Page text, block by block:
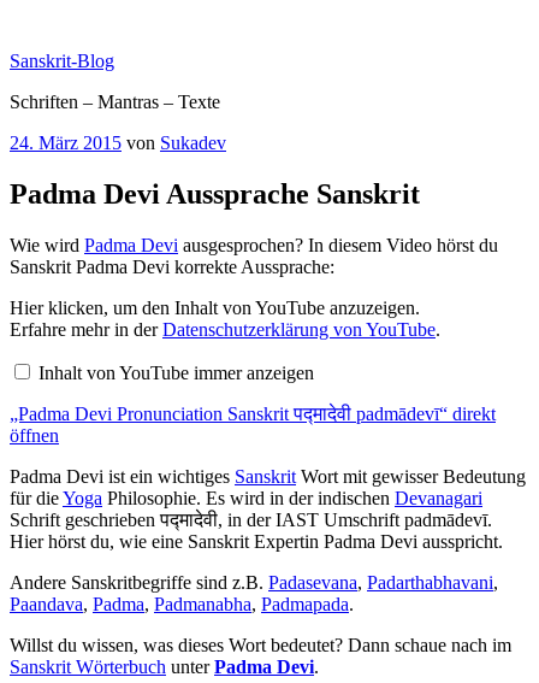
springen
Sanskrit-Blog
Schriften – Mantras – Texte
Veröffentlicht
24. März 2015 von Sukadev
Padma Devi Aussprache Sanskrit
Wie wird Padma Devi ausgesprochen? In diesem Video hörst du
Sanskrit Padma Devi korrekte Aussprache:
„Padma
Devi
Pronunciation
पद्मादेवी
von
YouTube
Hier klicken, um den Inhalt von YouTube anzuzeigen.
Erfahre mehr in derDatenschutzerklärung von YouTube.
Inhalt von YouTube immer anzeigen
„Padma Devi Pronunciation Sanskrit पद्मादेवी padmādevī“ direkt
öffnen
Padma Devi ist ein wichtiges Sanskrit Wort mit gewisser Bedeutung
für dieYoga Philosophie. Es wird in der indischen Devanagari
Schrift geschrieben पद्मादेवी, in der IAST Umschrift padmādevī.
Hier hörst du, wie eine Sanskrit Expertin Padma Devi ausspricht.
Andere Sanskritbegriffe sind z.B. Padasevana, Padarthabhavani,
Paandava, Padma, Padmanabha, Padmapada.
Willst du wissen, was dieses Wort bedeutet? Dann schaue nach im
Sanskrit Wörterbuch unterPadma Devi.